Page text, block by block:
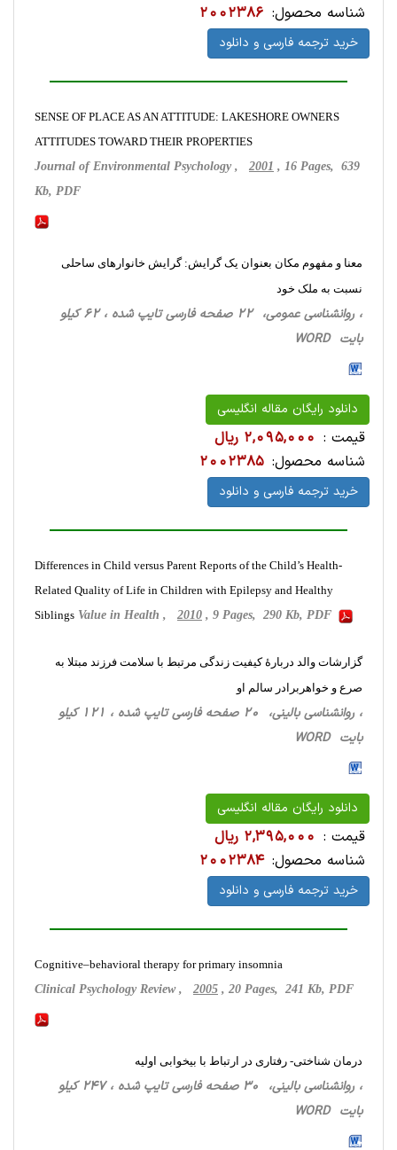
شناسه محصول: 2002386
خرید ترجمه فارسی و دانلود
SENSE OF PLACE AS AN ATTITUDE: LAKESHORE OWNERS
ATTITUDES TOWARD THEIR PROPERTIES
Journal of Environmental Psychology , 2001 , 16 Pages, 639
Kb, PDF
معنا و مفهوم مکان بعنوان یک گرایش: گرایش خانوارهای ساحلی
نسبت به ملک خود
، روانشناسی‌ عمومی، 22 صفحه فارسی تایپ شده ، 62 کیلو
بایت WORD
دانلود رایگان مقاله انگلیسی
قیمت : 2,095,000 ریال
شناسه محصول: 2002385
خرید ترجمه فارسی و دانلود
Differences in Child versus Parent Reports of the Child’s Health-
Related Quality of Life in Children with Epilepsy and Healthy
Siblings Value in Health , 2010 , 9 Pages, 290 Kb, PDF
گزارشات والد دربارۀ کیفیت زندگی مرتبط با سلامت فرزند مبتلا به
صرع و خواهربرادر سالم او
، روانشناسی ‌بالینی، 20 صفحه فارسی تایپ شده ، 121 کیلو
بایت WORD
دانلود رایگان مقاله انگلیسی
قیمت : 2,395,000 ریال
شناسه محصول: 2002384
خرید ترجمه فارسی و دانلود
Cognitive–behavioral therapy for primary insomnia
Clinical Psychology Review , 2005 , 20 Pages, 241 Kb, PDF
درمان شناختی- رفتاری در ارتباط با بیخوابی اولیه
، روانشناسی ‌بالینی، 30 صفحه فارسی تایپ شده ، 247 کیلو
بایت WORD